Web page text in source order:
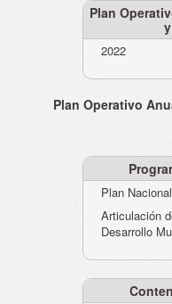
Plan
2022
Plan Operativo
Plan
Articulación
Desarrollo